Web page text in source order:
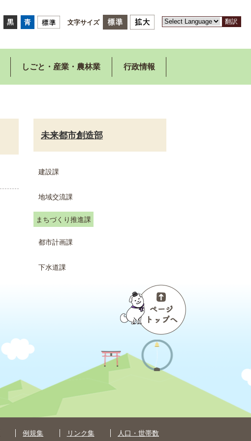
文字サイズ 翻訳
しごと・産業・農林業 行政情報
未来都市創造部
建設課
地域交流課
まちづくり推進課
都市計画課
下水道課
例規集 リンク集 人口・世帯数
ト